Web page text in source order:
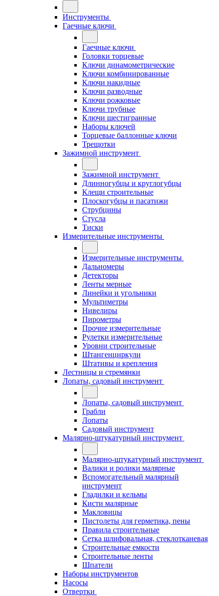
Инструменты
Гаечные ключи
Гаечные ключи
Головки торцевые
Ключи динамометрические
Ключи комбинированные
Ключи накидные
Ключи разводные
Ключи рожковые
Ключи трубные
Ключи шестигранные
Наборы ключей
Торцевые баллонные ключи
Трещотки
Зажимной инструмент
Зажимной инструмент
Длинногубцы и круглогубцы
Клещи строительные
Плоскогубцы и пасатижи
Струбцины
Стусла
Тиски
Измерительные инструменты
Измерительные инструменты
Дальномеры
Детекторы
Ленты мерные
Линейки и угольники
Мультиметры
Нивелиры
Пирометры
Прочие измерительные
Рулетки измерительные
Уровни строительные
Штангенциркули
Штативы и крепления
Лестницы и стремянки
Лопаты, садовый инструмент
Лопаты, садовый инструмент
Грабли
Лопаты
Садовый инструмент
Малярно-штукатурный инструмент
Малярно-штукатурный инструмент
Валики и ролики малярные
Вспомогательный малярный
инструмент
Гладилки и кельмы
Кисти малярные
Макловицы
Пистолеты для герметика, пены
Правила строительные
Сетка шлифовальная, стеклотканевая
Строительные емкости
Строительные ленты
Шпатели
Наборы инструментов
Насосы
Отвертки